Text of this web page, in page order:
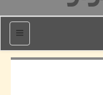
منو